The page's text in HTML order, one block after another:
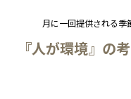
月に一回提供される季
『人が環境』の